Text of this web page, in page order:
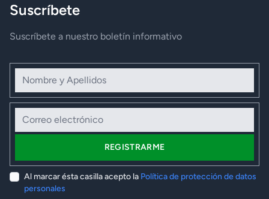
Suscríbete
Suscríbete a nuestro boletín informativo
Nombre y Apellidos
Correo electrónico
REGISTRARME
Al marcar ésta casilla acepto la Política de protección de datos
personales